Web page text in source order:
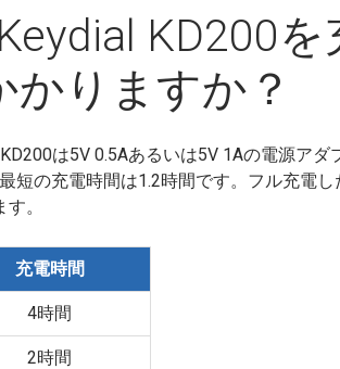
KD200を
りますか？
は5V 0.5Aあるいは5V 1Aの電源アダ
短の充電時間は1.2時間です。フル充電
。
充電時間
4時間
2時間